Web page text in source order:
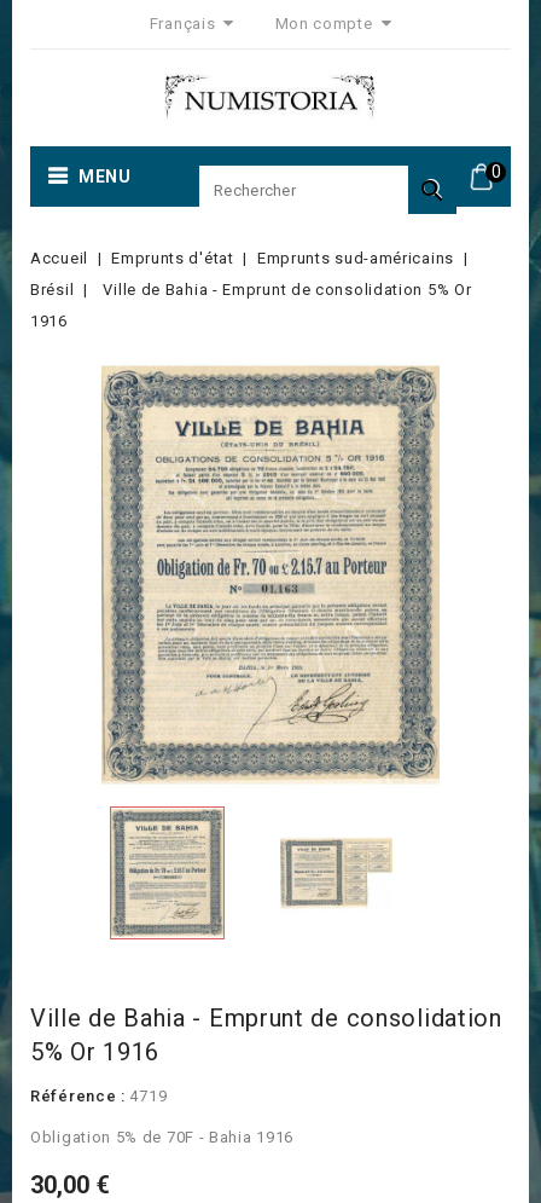
Français Mon compte
0
MENU 
Accueil Emprunts d'état
Emprunts sud-américains
Brésil
Ville de Bahia - Emprunt de consolidation 5% Or
1916
Ville de Bahia - Emprunt de consolidation
5% Or 1916
Référence : 4719
Obligation 5% de 70F - Bahia 1916
30,00 €